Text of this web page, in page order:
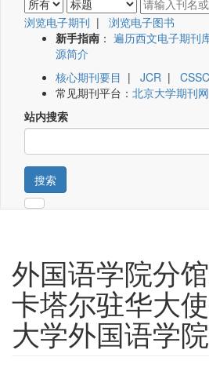
浏览电子期刊 | 浏览电子图书
新手指南 ： 遍历西文电子期刊
源简介
核心期刊要目 | JCR |
常见期刊平台： 北京大学期刊网
站内搜索
搜索
外国语学院分
卡塔尔驻华大
大学外国语学